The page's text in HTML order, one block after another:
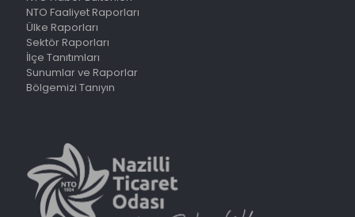
NTO Faaliyet Raporları
Ülke Raporları
Sektör Raporları
İlçe Tanıtımları
Sunumlar ve Raporlar
Bölgemizi Tanıyın